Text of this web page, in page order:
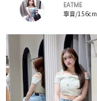
EATME
寧音/156cm